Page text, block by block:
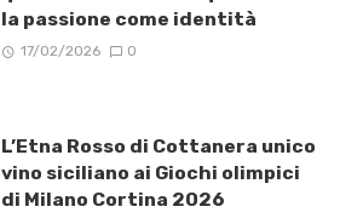
la passione come identità
17/02/2026 0
L’Etna Rosso di Cottanera unico
vino siciliano ai Giochi olimpici
di Milano Cortina 2026